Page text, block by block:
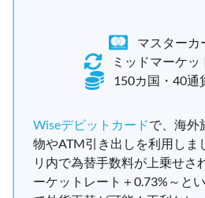
マスターカ
ミッドマーケッ
150カ国・40通
Wiseデビットカードで、海外
物やATM引き出しを利用しま
リ内で為替手数料が上乗せさ
ーケットレート＋0.73%～と